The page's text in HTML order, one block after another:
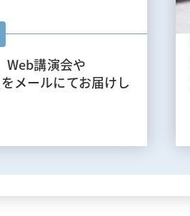
Web講演会や
メールにてお届けし